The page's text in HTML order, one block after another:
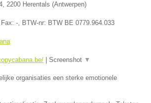
, 2200 Herentals (Antwerpen)
-, BTW-nr: BTW BE 0779.964.033
Screenshot ▼
organisaties een sterke emotionele